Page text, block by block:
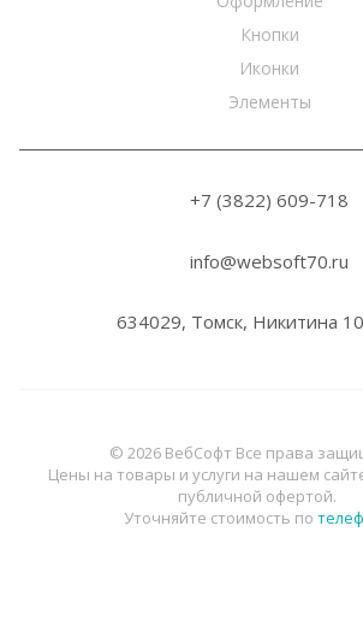
Кнопки
Иконки
Элементы
+7 (3822) 609-718
info@websoft70.ru
634029, Томск, Никитина
© 2026 ВебСофт Все права
Цены на товары и услуги на нашем
публичной офертой.
Уточняйте стоимость по